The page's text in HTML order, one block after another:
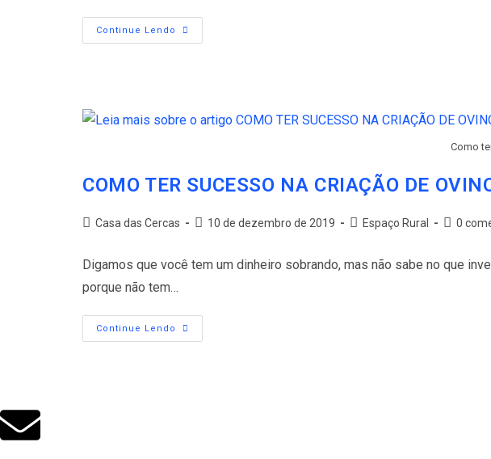
Continue Lendo
Como
COMO TER SUCESSO NA CRIAÇÃO DE
Casa das Cercas 10 de dezembro de 2019 Espaço Rural 0
Digamos que você tem um dinheiro sobrando, mas não sabe no que
porque não tem…
Continue Lendo